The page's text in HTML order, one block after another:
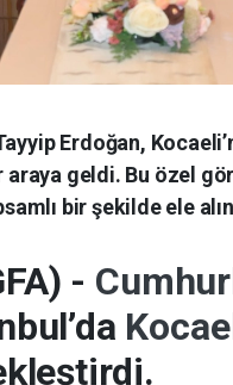
Erdoğan,
geldi. Bu özel
bir şekilde ele
-